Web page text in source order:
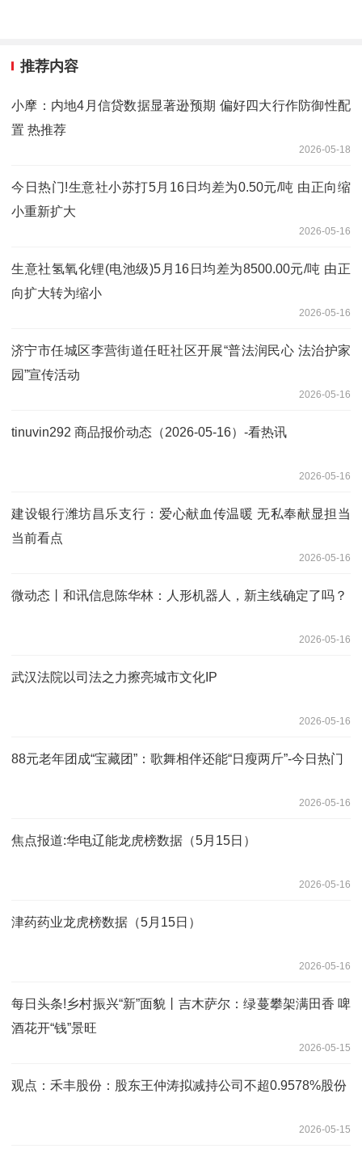
推荐内容
小摩：内地4月信贷数据显著逊预期 偏好四大行作防御性配
置 热推荐
2026-05-18
今日热门!生意社小苏打5月16日均差为0.50元/吨 由正向缩
小重新扩大
2026-05-16
生意社氢氧化锂(电池级)5月16日均差为8500.00元/吨 由正
向扩大转为缩小
2026-05-16
济宁市任城区李营街道任旺社区开展“普法润民心 法治护家
园”宣传活动
2026-05-16
tinuvin292 商品报价动态（2026-05-16）-看热讯
2026-05-16
建设银行潍坊昌乐支行：爱心献血传温暖 无私奉献显担当
当前看点
2026-05-16
微动态丨和讯信息陈华林：人形机器人，新主线确定了吗？
2026-05-16
武汉法院以司法之力擦亮城市文化IP
2026-05-16
88元老年团成“宝藏团”：歌舞相伴还能“日瘦两斤”-今日热门
2026-05-16
焦点报道:华电辽能龙虎榜数据（5月15日）
2026-05-16
津药药业龙虎榜数据（5月15日）
2026-05-16
每日头条!乡村振兴“新”面貌丨吉木萨尔：绿蔓攀架满田香 啤
酒花开“钱”景旺
2026-05-15
观点：禾丰股份：股东王仲涛拟减持公司不超0.9578%股份
2026-05-15